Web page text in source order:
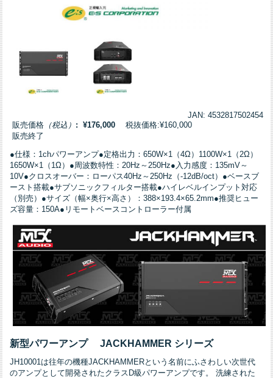
JAN: 4532817502454
販売価格 （税込） : ¥176,000 税抜価格:¥160,000
販売終了
●仕様：1chパワーアンプ●定格出力：650W×1（4Ω）1100W×1（2Ω）
1650W×1（1Ω）●周波数特性：20Hz～250Hz●入力感度：135mV～
10V●クロスオーバー：ローパス40Hz～250Hz（-12dB/oct）●ベースブ
ースト搭載●サブソニックフィルター搭載●ハイレベルインプット対応
（別売）●サイズ（幅×奥行×高さ）：388×193.4×65.2mm●推奨ヒュー
ズ容量：150A●リモートベースコントローラー付属
新型パワーアンプ JACKHAMMER シリーズ
JH10001は往年の機種JACKHAMMERという名前にふさわしい次世代
のアンプとして開発されたクラスD級パワーアンプです。
洗練された